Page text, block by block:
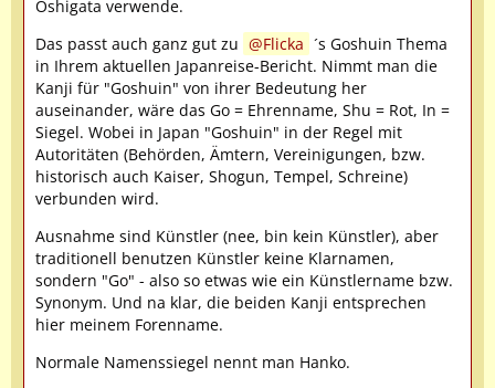
Oshigata verwende.
Das passt auch ganz gut zu
Flicka ´s Goshuin Thema
in Ihrem aktuellen Japanreise-Bericht. Nimmt man die
Kanji für "Goshuin" von ihrer Bedeutung her
auseinander, wäre das Go = Ehrenname, Shu = Rot, In =
Siegel. Wobei in Japan "Goshuin" in der Regel mit
Autoritäten (Behörden, Ämtern, Vereinigungen, bzw.
historisch auch Kaiser, Shogun, Tempel, Schreine)
verbunden wird.
Ausnahme sind Künstler (nee, bin kein Künstler), aber
traditionell benutzen Künstler keine Klarnamen,
sondern "Go" - also so etwas wie ein Künstlername bzw.
Synonym. Und na klar, die beiden Kanji entsprechen
hier meinem Forenname.
Normale Namenssiegel nennt man Hanko.